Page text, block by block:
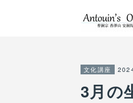
文化講座
3月の